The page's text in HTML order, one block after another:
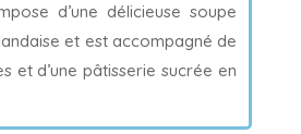
d’une délicieuse soupe
et est accompagné de
et d’une pâtisserie sucrée en